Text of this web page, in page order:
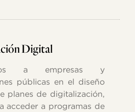
Digital
a empresas y
públicas en el diseño
planes de digitalización,
acceder a programas de